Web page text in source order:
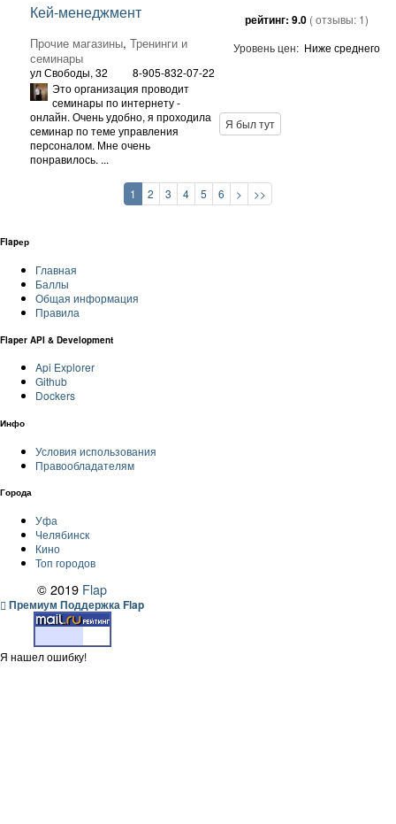
Кей-менеджмент
Прочие магазины, Тренинги и
семинары
ул Свободы, 32 8-905-832-07-22
рейтинг: 9.0 ( отзывы: 1)
Уровень цен: Ниже среднего
Это организация проводит
семинары по интернету -
онлайн. Очень удобно, я проходила
семинар по теме управления
персоналом. Мне очень
понравилось. ...
Я был тут
1 2 3 4 5 6 > >>
Flapер
Главная
Баллы
Общая информация
Правила
Flaper API & Development
Api Explorer
Github
Dockers
Инфо
Условия использования
Правообладателям
Города
Уфа
Челябинск
Кино
Топ городов
© 2019 Flap
Премиум Поддержка Flap
Я нашел ошибку!